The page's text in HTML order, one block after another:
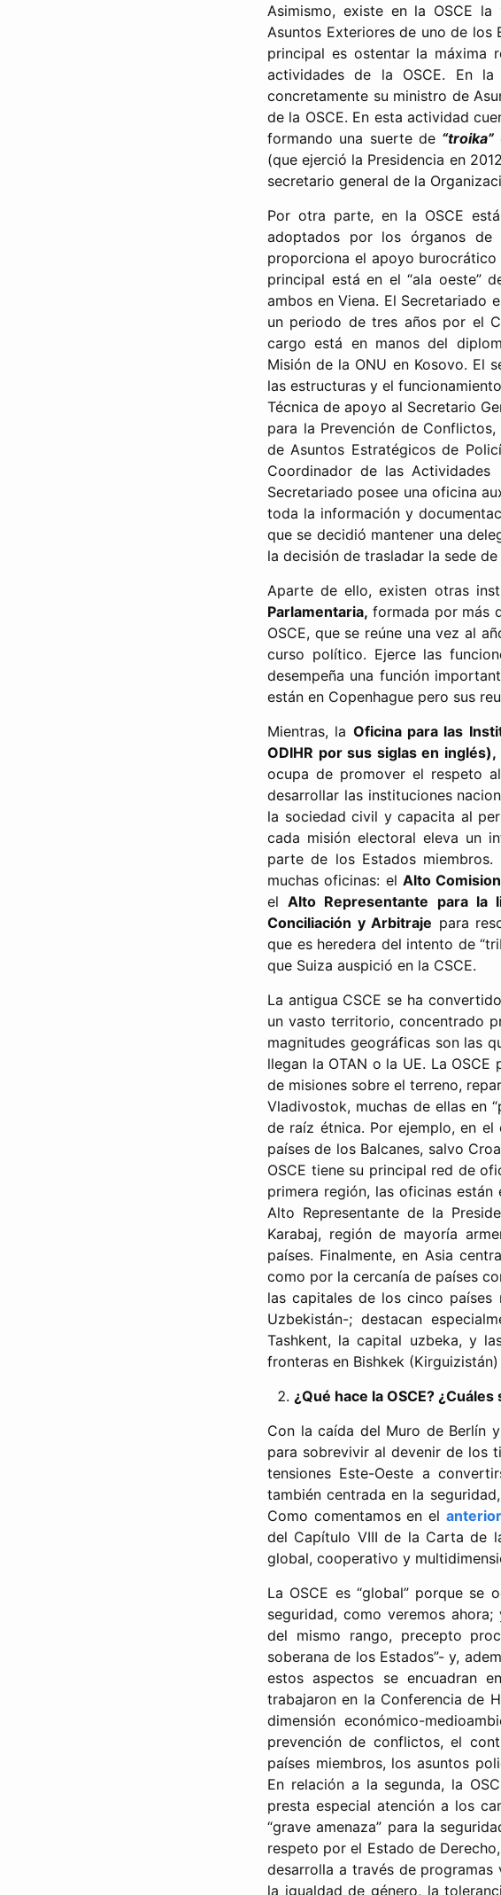
Asimismo, existe en la OSCE la
Asuntos Exteriores de uno de los
principal es ostentar la máxima
actividades de la OSCE. En
concretamente su ministro de
de la OSCE. En esta actividad
formando una suerte de “troika”
(que ejerció la Presidencia en
secretario general de la
Por otra parte, en la OSCE
adoptados por los órganos
proporciona el apoyo
principal está en el “ala oeste”
ambos en Viena. El Secretariado
un periodo de tres años por el
cargo está en manos del
Misión de la ONU en Kosovo. El
las estructuras y el
Técnica de apoyo al Secretario
para la Prevención de
de Asuntos Estratégicos de
Coordinador de las Actividades
Secretariado posee una oficina
toda la información y
que se decidió mantener una
la decisión de trasladar la sede
Aparte de ello, existen otras
Parlamentaria, formada por más
OSCE, que se reúne una vez al
curso político. Ejerce las
desempeña una función
están en Copenhague pero sus
Mientras, la Oficina para las
ODIHR por sus siglas en inglés),
ocupa de promover el respeto
desarrollar las instituciones
la sociedad civil y capacita al
cada misión electoral eleva un
parte de los Estados miembros.
muchas oficinas: el Alto
elAlto Representante para la
Conciliación y Arbitraje para
que es heredera del intento de
que Suiza auspició en la CSCE.
La antigua CSCE se ha
un vasto territorio, concentrado
magnitudes geográficas son las
llegan la OTAN o la UE. La
de misiones sobre el terreno,
Vladivostok, muchas de ellas en
de raíz étnica. Por ejemplo, en
países de los Balcanes, salvo
OSCE tiene su principal red de
primera región, las oficinas están
Alto Representante de la
Karabaj, región de mayoría
países. Finalmente, en Asia
como por la cercanía de países
las capitales de los cinco países
Uzbekistán-; destacan
Tashkent, la capital uzbeka, y
fronteras en Bishkek
¿Qué hace la OSCE?
Con la caída del Muro de Berlín
para sobrevivir al devenir de los
tensiones Este-Oeste a
también centrada en la
Como comentamos en el
del Capítulo VIII de la Carta de
global, cooperativo y
La OSCE es “global” porque se
seguridad, como veremos
del mismo rango, precepto
soberana de los Estados”- y,
estos aspectos se encuadran
trabajaron en la Conferencia de
dimensión económico-
prevención de conflictos, el
países miembros, los asuntos
En relación a la segunda, la
presta especial atención a los
“grave amenaza” para la
respeto por el Estado de
desarrolla a través de
la igualdad de género, la